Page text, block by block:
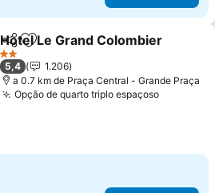
PartilharAdicionar aos favoritos
Hotel Le Grand Colombier
2 Estrelas
5,4
1.206
a 0.7 km de Praça Central - Grande Praça
Opção de quarto triplo espaçoso